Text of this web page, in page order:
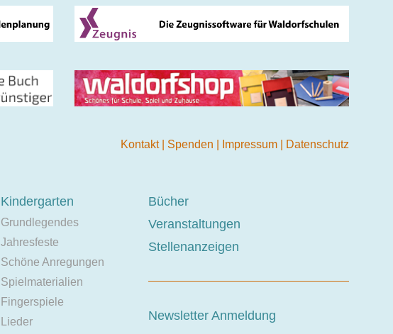
Kontakt Spenden Impressum Datenschutz
Kindergarten
Grundlegendes
Jahresfeste
Schöne Anregungen
Spielmaterialien
Fingerspiele
Lieder
Bücher
Veranstaltungen
Stellenanzeigen
Newsletter Anmeldung